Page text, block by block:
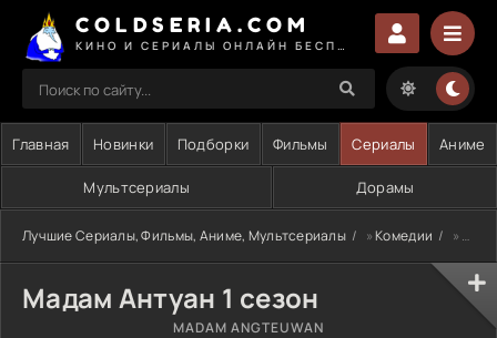
COLDSERIA.COM
Главная Новинки Подборки Фильмы Сериалы Аниме
Мультсериалы Дорамы
Лучшие Сериалы, Фильмы, Аниме, Мультсериалы »Комедии » Мадам Антуан 1 сезон
Мадам Антуан 1 сезон
MADAM ANGTEUWAN